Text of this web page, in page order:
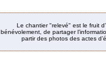
Le chantier "relevé" est le fruit
bénévolement, de partager
partir des photos des actes